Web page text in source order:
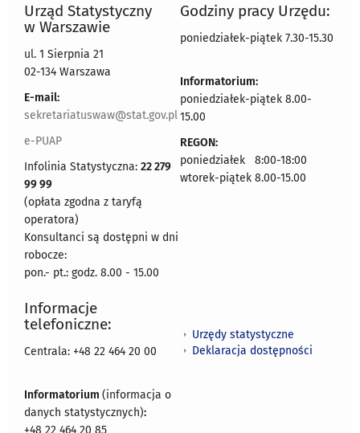
Urząd Statystyczny
w Warszawie
ul. 1 Sierpnia 21
02-134 Warszawa
E-mail:
sekretariatuswaw@stat.gov.pl
e-PUAP
Infolinia Statystyczna: 22 279
99 99
(opłata zgodna z taryfą
operatora)
Konsultanci są dostępni w dni
robocze:
pon.- pt.: godz. 8.00 - 15.00
Godziny pracy Urzędu:
poniedziałek-piątek 7.30-15.30
Informatorium:
poniedziałek-piątek 8.00-
15.00
REGON:
poniedziałek 8:00-18:00
wtorek-piątek 8.00-15.00
Informacje
telefoniczne:
Centrala: +48 22 464 20 00
Informatorium (informacja o
danych statystycznych):
+48 22 464 20 85
Urzędy statystyczne
Deklaracja dostępności